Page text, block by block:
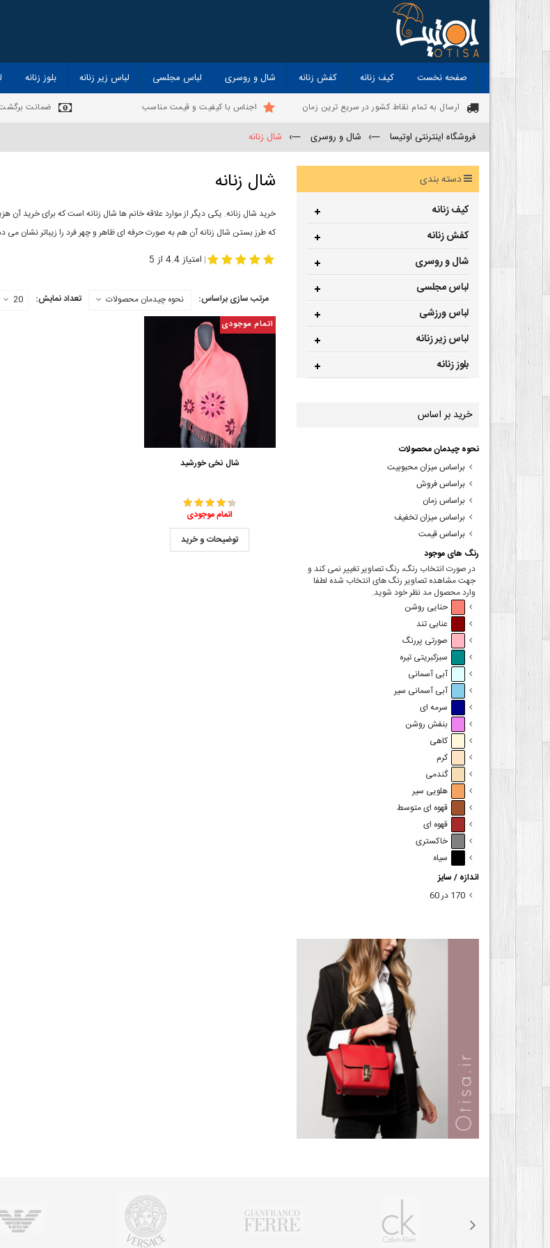
صفحه نخست کیف زنانه کفش زنانه شال و روسری لباس مجلسی لباس زیر زنانه بلوز زنانه
ارسال به تمام نقاط کشور در سریع ترین زمان اجناس با کیفیت و قیمت مناسب ضمانت برگشت
فروشگاه اینترنتی اوتیسا —› شال و روسری —› شال زنانه
شال زنانه
خرید شال زنانه. یکی دیگر از موارد علاقه خانم ها شال زنانه است که برای خرید
که طرز بستن شال زنانه آن هم به صورت حرفه ای ظاهر و چهر فرد را زیباتر نشان می
| امتیاز 4.4 از 5
مرتب سازی براساس: نحوه چیدمان محصولات تعداد نمایش: 20
اتمام موجودی
شال نخی خورشید
اتمام موجودی
توضیحات و خرید
دسته بندی
کیف زنانه
کفش زنانه
شال و روسری
لباس مجلسی
لباس ورزشی
لباس زیر زنانه
بلوز زنانه
خرید بر اساس
نحوه چیدمان محصولات
براساس میزان محبوبیت
براساس فروش
براساس زمان
براساس میزان تخفیف
براساس قیمت
رنگ های موجود
در صورت انتخاب رنگ، رنگ تصاویر تغییر نمی کند و
جهت مشاهده تصاویر رنگ های انتخاب شده لطفا
وارد محصول مد نظر خود شوید.
حنایی روشن
عنابی تند
صورتی پررنگ
سبزکبریتی تیره
آبی آسمانی
آبی آسمانی سیر
سرمه ای
بنفش روشن
کاهی
کرم
گندمی
هلویی سیر
قهوه ای متوسط
قهوه ای
خاکستری
سیاه
اندازه / سایز
170 در 60